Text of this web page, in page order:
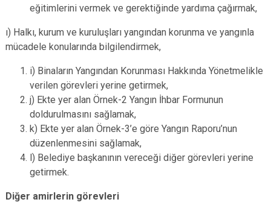
eğitimlerini vermek ve gerektiğinde yardıma çağırmak,
ı) Halkı, kurum ve kuruluşları yangından korunma ve yangınla
mücadele konularında bilgilendirmek,
i) Binaların Yangından Korunması Hakkında Yönetmelikle
verilen görevleri yerine getirmek,
j) Ekte yer alan Örnek-2 Yangın İhbar Formunun
doldurulmasını sağlamak,
k) Ekte yer alan Örnek-3’e göre Yangın Raporu’nun
düzenlenmesini sağlamak,
l) Belediye başkanının vereceği diğer görevleri yerine
getirmek.
Diğer amirlerin görevleri